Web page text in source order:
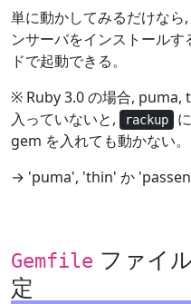
単に動かしてみるだけなら
ンサーバをインストールす
ドで起動できる。
※ Ruby 3.0 の場合,
入っていないと,
rackup
gem を入れても動かない
→ 'puma', 'thin' か
Gemfile ファイ
定